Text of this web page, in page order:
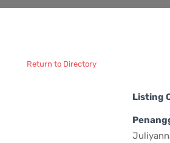
Return to Directory
Listing